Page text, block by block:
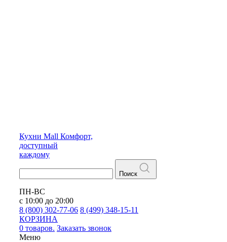
Кухни Mall Комфорт,
доступный
каждому
Поиск
ПН-ВС
с 10:00 до 20:00
8 (800) 302-77-06 8 (499) 348-15-11
КОРЗИНА
0 товаров. Заказать звонок
Меню